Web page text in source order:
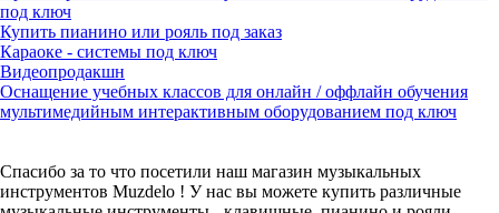
под ключ
Купить пианино или рояль под заказ
Караоке - системы под ключ
Видеопродакшн
Оснащение учебных классов для онлайн / оффлайн обучения
мультимедийным интерактивным оборудованием под ключ
Спасибо за то что посетили наш магазин музыкальных
инструментов Muzdelo ! У нас вы можете купить различные